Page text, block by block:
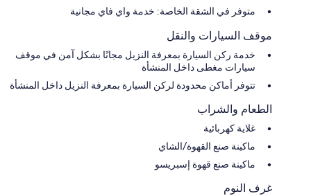
متوفر في الشقة الخاصة: خدمة واي فاي مجانية
موقف السيارات والنقل
خدمة ركن السيارة بمعرفة النزيل مجانًا بشكل آمن في موقف
سيارات مغطى داخل المنشأة
تتوفر أماكن محدودة لركن السيارة بمعرفة النزيل داخل المنشأة
الطعام والشراب
غلاية كهربائية
ماكينة صنع القهوة/الشاي
ماكينة صنع قهوة إسبريسو
غرف النوم